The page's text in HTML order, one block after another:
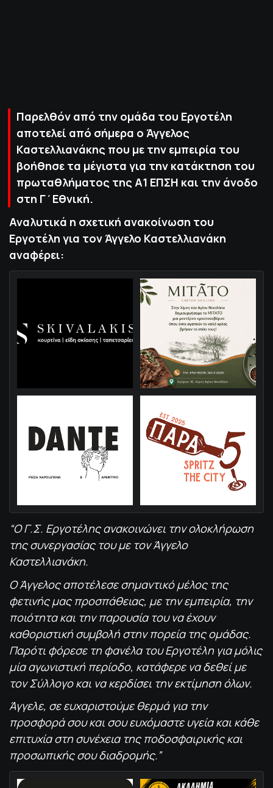
Παρελθόν από την ομάδα του Εργοτέλη
αποτελεί από σήμερα ο Άγγελος
Καστελλιανάκης που με την εμπειρία του
βοήθησε τα μέγιστα για την κατάκτηση του
πρωταθλήματος της Α1 ΕΠΣΗ και την άνοδο
στη Γ΄Εθνική.
Αναλυτικά η σχετική ανακοίνωση του
Εργοτέλη για τον Άγγελο Καστελλιανάκη
αναφέρει:
“Ο Γ.Σ. Εργοτέλης ανακοινώνει την ολοκλήρωση
της συνεργασίας του με τον Άγγελο
Καστελλιανάκη.
Ο Άγγελος αποτέλεσε σημαντικό μέλος της
φετινής μας προσπάθειας, με την εμπειρία, την
ποιότητα και την παρουσία του να έχουν
καθοριστική συμβολή στην πορεία της ομάδας.
Παρότι φόρεσε τη φανέλα του Εργοτέλη για μόλις
μία αγωνιστική περίοδο, κατάφερε να δεθεί με
τον Σύλλογο και να κερδίσει την εκτίμηση όλων.
Άγγελε, σε ευχαριστούμε θερμά για την
προσφορά σου και σου ευχόμαστε υγεία και κάθε
επιτυχία στη συνέχεια της ποδοσφαιρικής και
προσωπικής σου διαδρομής.”